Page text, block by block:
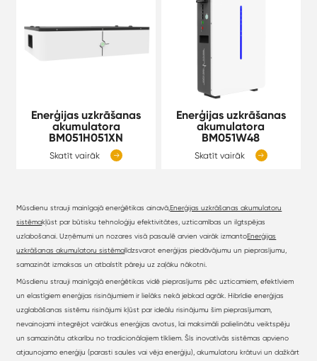
Enerģijas uzkrāšanas
akumulatora
BM051H051XN
Skatīt vairāk 
Enerģijas uzkrāšanas
akumulatora
BM051W48
Skatīt vairāk 
Mūsdienu strauji mainīgajā enerģētikas ainavā,Enerģijas uzkrāšanas akumulatoru
sistēmakļūst par būtisku tehnoloģiju efektivitātes, uzticamības un ilgtspējas
uzlabošanai. Uzņēmumi un nozares visā pasaulē arvien vairāk izmantoEnerģijas
uzkrāšanas akumulatoru sistēmalīdzsvarot enerģijas piedāvājumu un pieprasījumu,
samazināt izmaksas un atbalstīt pāreju uz zaļāku nākotni.
Mūsdienu strauji mainīgajā enerģētikas vidē pieprasījums pēc uzticamiem, efektīviem
un elastīgiem enerģijas risinājumiem ir lielāks nekā jebkad agrāk. Hibrīdie enerģijas
uzglabāšanas sistēmu risinājumi kļūst par ideālu risinājumu šim pieprasījumam,
nevainojami integrējot vairākus enerģijas avotus, lai maksimāli palielinātu veiktspēju
un samazinātu atkarību no tradicionālajiem tīkliem. Šīs inovatīvās sistēmas apvieno
atjaunojamo enerģiju (parasti saules vai vēja enerģiju), akumulatoru krātuvi un dažkārt